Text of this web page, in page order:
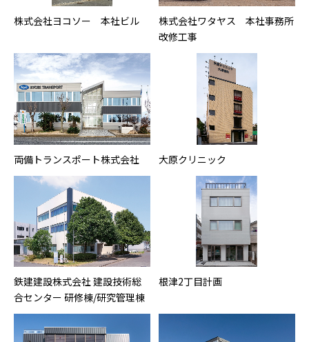
株式会社ヨコソー 本社ビル
株式会社ワタヤス 本社事務所
改修工事
両備トランスポート株式会社 大原クリニック
鉄建建設株式会社 建設技術総
合センター 研修棟/研究管理棟
根津2丁目計画